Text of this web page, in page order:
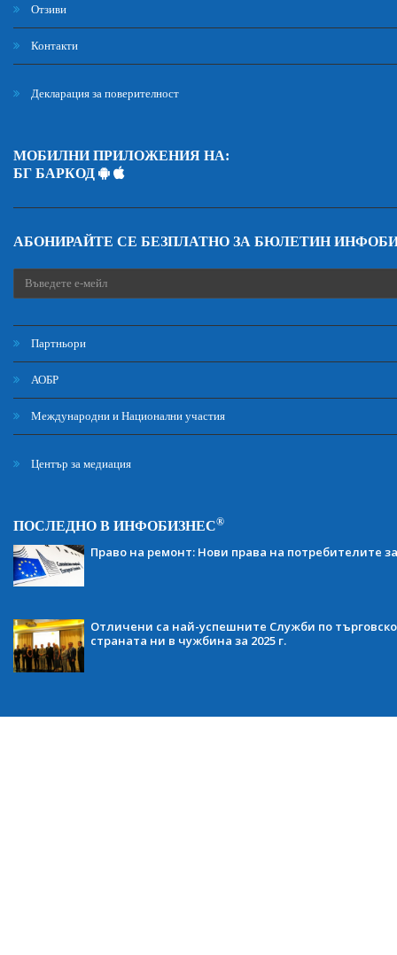
Отзиви
Контакти
Декларация за поверителност
МОБИЛНИ ПРИЛОЖЕНИЯ НА:
БГ БАРКОД
АБОНИРАЙТЕ СЕ БЕЗПЛАТНО ЗА БЮЛЕТИН
Партньори
АОБР
Международни и Национални участия
Център за медиация
ПОСЛЕДНО В ИНФОБИЗНЕС®
Право на ремонт: Нови права на потребителите
Отличени са най-успешните Служби по
страната ни в чужбина за 2025 г.